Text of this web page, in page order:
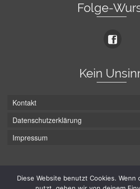
Folge-
Kein
Kontakt
Datenschutzerklärung
Impressum
Diese Website benutzt Cookies.